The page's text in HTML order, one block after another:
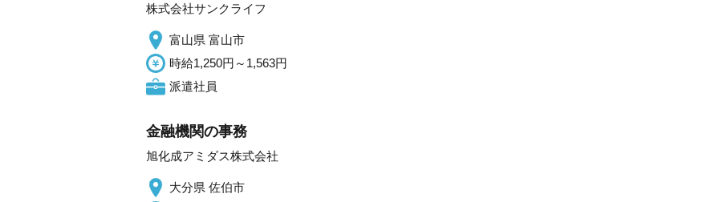
株式会社サンクライフ
富山県 富山市
時給1,250円～1,563円
派遣社員
金融機関の事務
旭化成アミダス株式会社
大分県 佐伯市